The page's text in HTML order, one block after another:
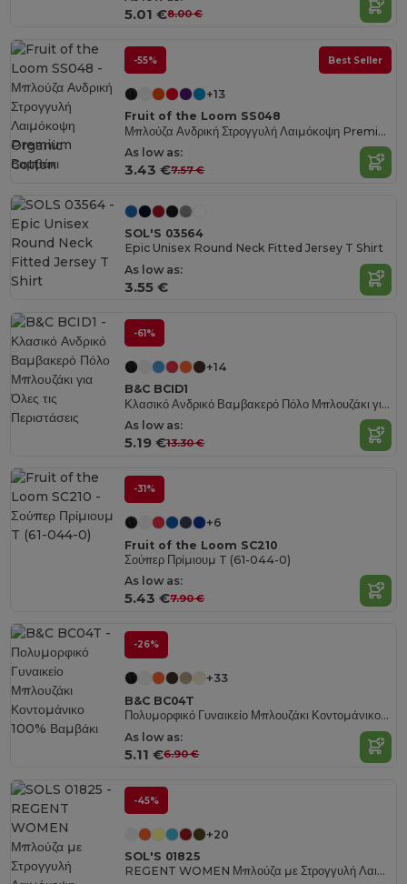
5.01 €8.00 €
-55% Best Seller
+13
Fruit of the Loom SS048
Μπλούζα Ανδρική Στρογγυλή Λαιμόκοψη Premium Βαμβάκι
As low as:
3.43 €7.57 €
Organic
Cotton
SOL'S 03564
Epic Unisex Round Neck Fitted Jersey T Shirt
As low as:
3.55 €
-61%
+14
B&C BCID1
Κλασικό Ανδρικό Βαμβακερό Πόλο Μπλουζάκι για Όλες τις Περιστάσεις
As low as:
5.19 €13.30 €
-31%
+6
Fruit of the Loom SC210
Σούπερ Πρίμιουμ T (61-044-0)
As low as:
5.43 €7.90 €
-26%
+33
B&C BC04T
Πολυμορφικό Γυναικείο Μπλουζάκι Κοντομάνικο 100% Βαμβάκι
As low as:
5.11 €6.90 €
-45%
+20
SOL'S 01825
REGENT WOMEN Μπλούζα με Στρογγυλή Λαιμόκοψη